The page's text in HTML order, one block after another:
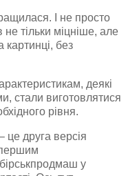
І не просто
не тільки міцніше, але
картинці, без
деякі
стали виготовлятися
рівня.
друга версія
у